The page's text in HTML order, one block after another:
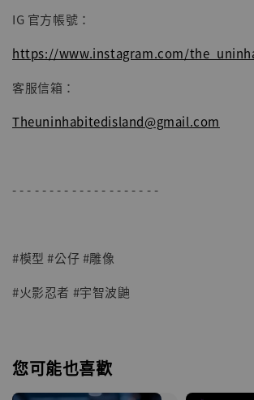
IG 官方帳號：
https://www.instagram.com/
客服信箱：
Theuninhabitedisland@gmail.com
- - - - - - - - - - - - - - - - - - - -
#模型 #公仔 #雕像
#火影忍者 #宇智波鼬
您可能也喜歡